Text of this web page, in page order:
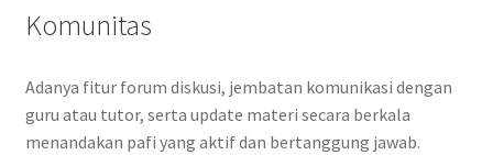
Komunitas
Adanya fitur forum diskusi, jembatan komunikasi dengan
guru atau tutor, serta update materi secara berkala
menandakan pafi yang aktif dan bertanggung jawab.